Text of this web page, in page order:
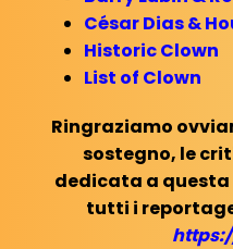
César Dias &
Historic Clown
List of Clown
Ringraziamo
sostegno, le
dedicata a questa
tutti i